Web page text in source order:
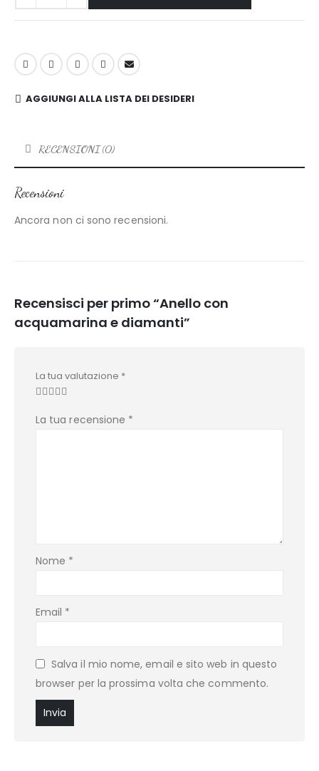
AGGIUNGI ALLA LISTA DEI DESIDERI
RECENSIONI (0)
Recensioni
Ancora non ci sono recensioni.
Recensisci per primo “Anello con
acquamarina e diamanti”
La tua valutazione *
La tua recensione *
Nome *
Email *
Salva il mio nome, email e sito web in questo
browser per la prossima volta che commento.